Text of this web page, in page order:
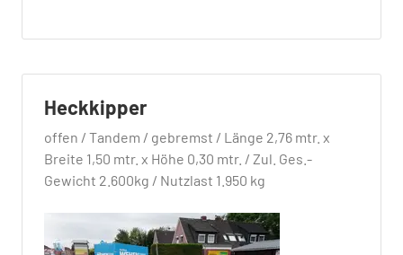
Heckkipper
offen / Tandem / gebremst / Länge 2,76 mtr. x
Breite 1,50 mtr. x Höhe 0,30 mtr. / Zul. Ges.-
Gewicht 2.600kg / Nutzlast 1.950 kg